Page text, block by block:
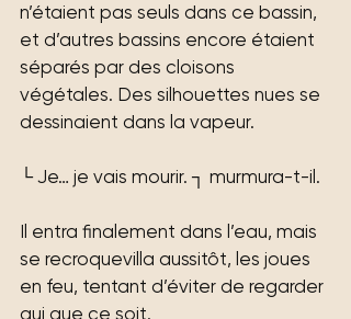
n’étaient pas seuls dans ce bassin,
et d’autres bassins encore étaient
séparés par des cloisons
végétales. Des silhouettes nues se
dessinaient dans la vapeur.
└ Je… je vais mourir. ┐ murmura-t-il.
Il entra finalement dans l’eau, mais
se recroquevilla aussitôt, les joues
en feu, tentant d’éviter de regarder
qui que ce soit.